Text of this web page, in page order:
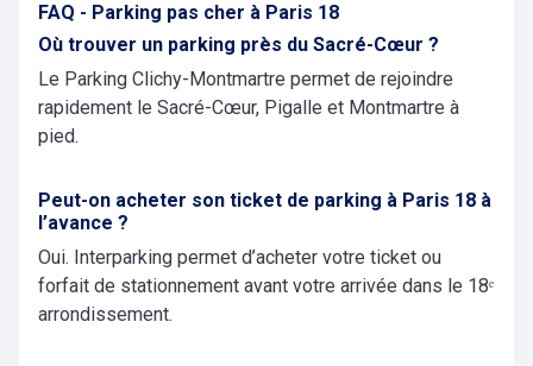
FAQ - Parking pas cher à Paris 18
Où trouver un parking près du Sacré-Cœur ?
Le Parking Clichy-Montmartre permet de rejoindre
rapidement le Sacré-Cœur, Pigalle et Montmartre à
pied.
Peut-on acheter son ticket de parking à Paris 18 à
l’avance ?
Oui. Interparking permet d’acheter votre ticket ou
forfait de stationnement avant votre arrivée dans le 18ᵉ
arrondissement.